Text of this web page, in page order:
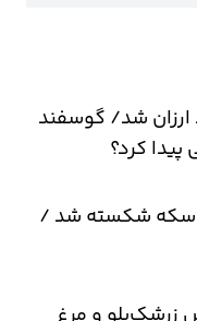
۳۰ درصد ارزان شد/ گوسفند
کرد؟
سکه شکسته شد /